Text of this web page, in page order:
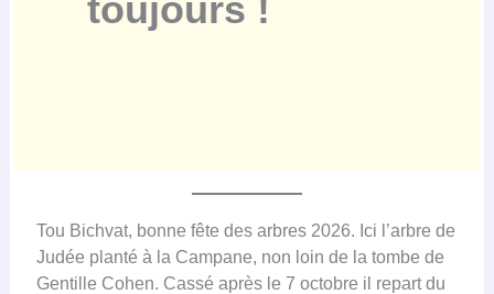
toujours !
Tou Bichvat, bonne fête des arbres 2026. Ici l’arbre de
Judée planté à la Campane, non loin de la tombe de
Gentille Cohen. Cassé après le 7 octobre il repart du